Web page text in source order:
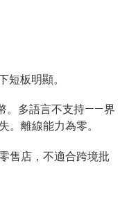
板明顯。
。多語言不支持——界
離線能力為零。
售店，不適合跨境批